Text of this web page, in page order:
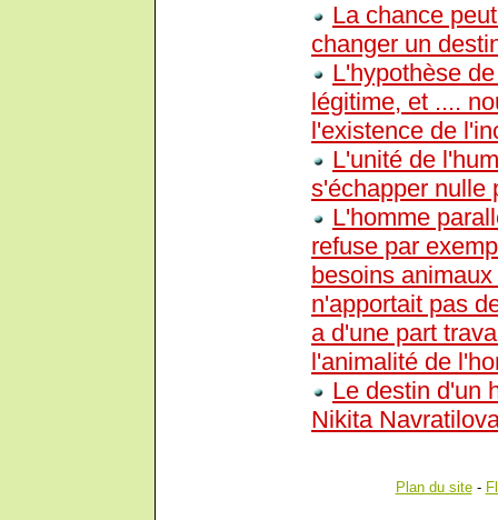
La chance
changer un
L'hypothèse
légitime, et ....
l'existence de
L'unité de
s'échapper nulle
L'homme
refuse par
besoins
n'apportait pas
a d'une part
l'animalité de
Le destin d'un
Nikita
Plan du site-